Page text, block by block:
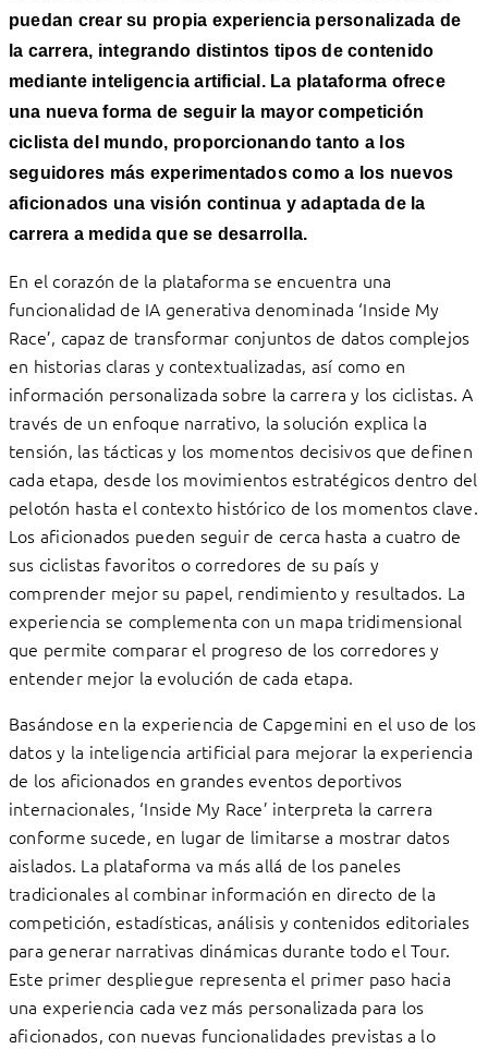
puedan crear su propia experiencia personalizada de
la carrera, integrando distintos tipos de contenido
mediante inteligencia artificial. La plataforma ofrece
una nueva forma de seguir la mayor competición
ciclista del mundo, proporcionando tanto a los
seguidores más experimentados como a los nuevos
aficionados una visión continua y adaptada de la
carrera a medida que se desarrolla.
En el corazón de la plataforma se encuentra una
funcionalidad de IA generativa denominada ‘Inside My
Race’, capaz de transformar conjuntos de datos complejos
en historias claras y contextualizadas, así como en
información personalizada sobre la carrera y los ciclistas. A
través de un enfoque narrativo, la solución explica la
tensión, las tácticas y los momentos decisivos que definen
cada etapa, desde los movimientos estratégicos dentro del
pelotón hasta el contexto histórico de los momentos clave.
Los aficionados pueden seguir de cerca hasta a cuatro de
sus ciclistas favoritos o corredores de su país y
comprender mejor su papel, rendimiento y resultados. La
experiencia se complementa con un mapa tridimensional
que permite comparar el progreso de los corredores y
entender mejor la evolución de cada etapa.
Basándose en la experiencia de Capgemini en el uso de los
datos y la inteligencia artificial para mejorar la experiencia
de los aficionados en grandes eventos deportivos
internacionales, ‘Inside My Race’ interpreta la carrera
conforme sucede, en lugar de limitarse a mostrar datos
aislados. La plataforma va más allá de los paneles
tradicionales al combinar información en directo de la
competición, estadísticas, análisis y contenidos editoriales
para generar narrativas dinámicas durante todo el Tour.
Este primer despliegue representa el primer paso hacia
una experiencia cada vez más personalizada para los
aficionados, con nuevas funcionalidades previstas a lo